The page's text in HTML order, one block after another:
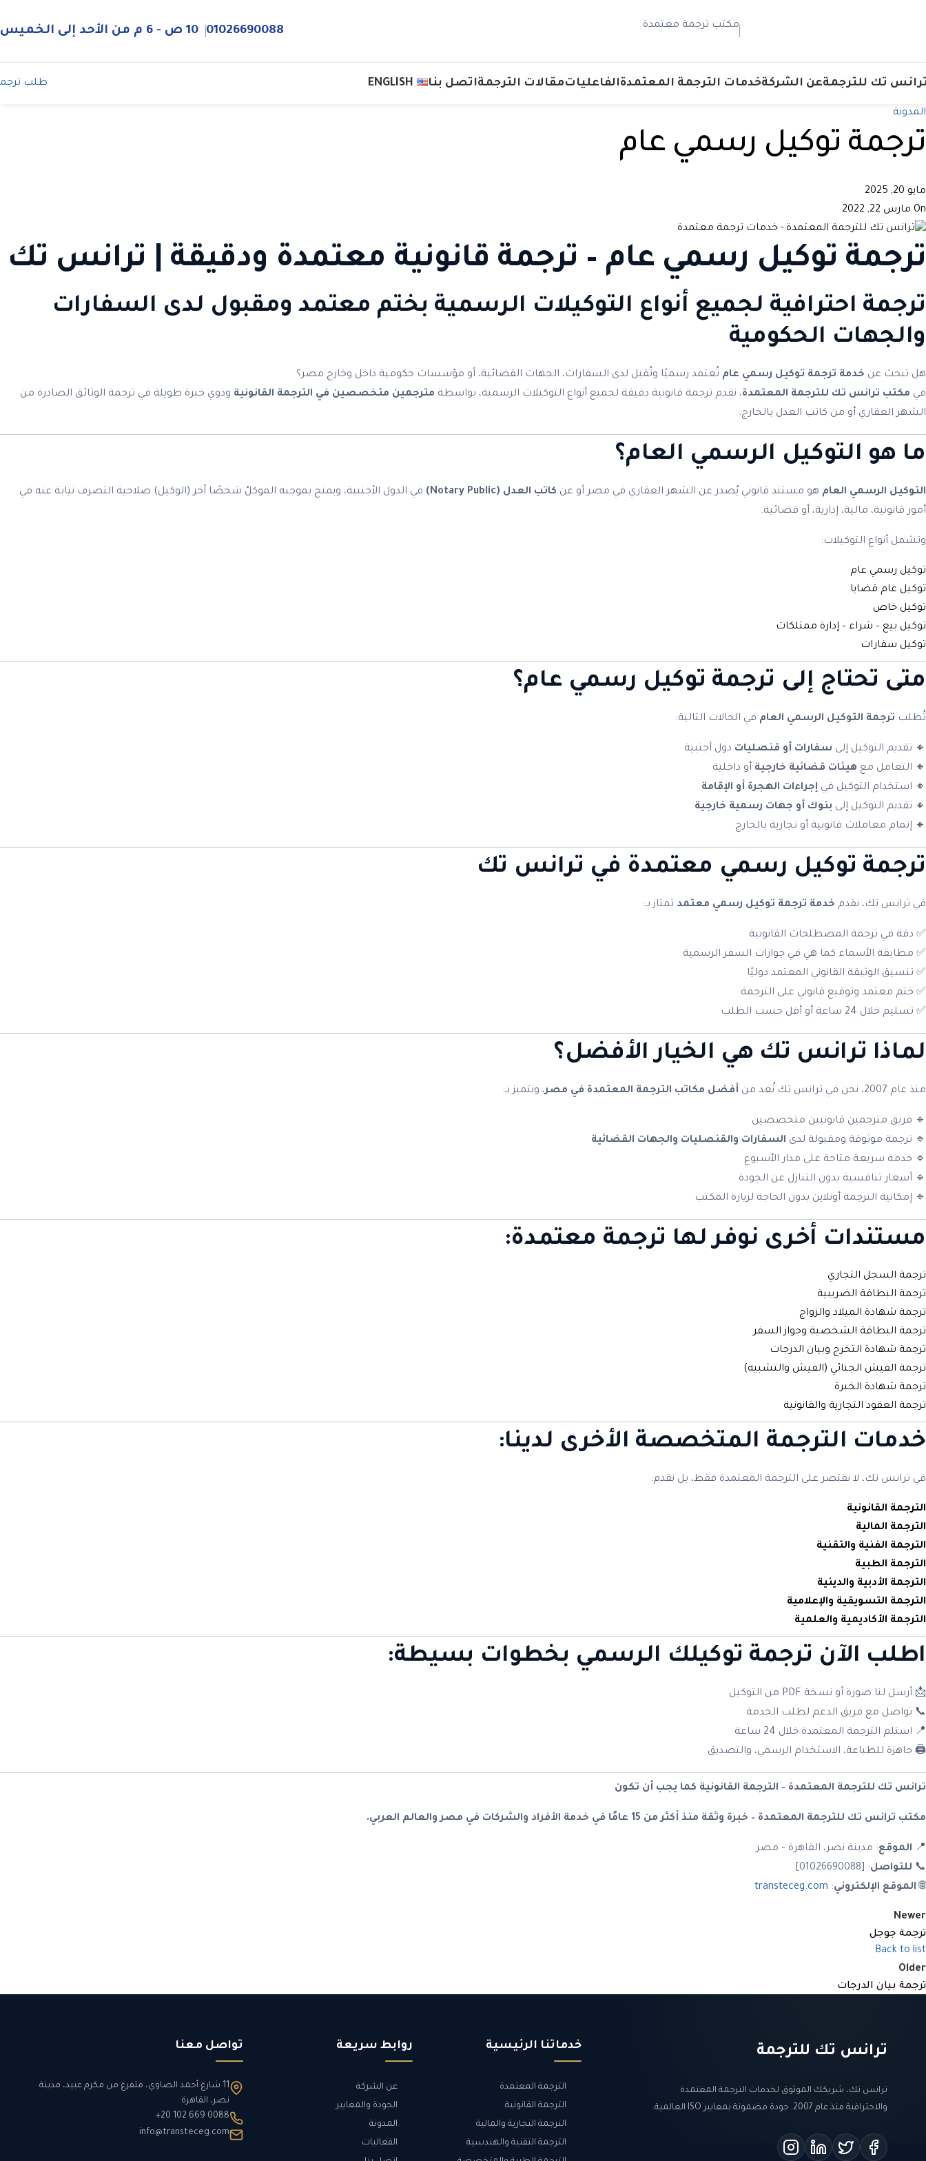
مكتب ترجمة معتمدة 01026690088 10 ص - 6 م من الأحد إلى الخميس
تك للترجمةعن الشركةخدمات الترجمة المعتمدةالفاعلياتمقالات الترجمةاتصل بنا ENGLISH طلب
المدونة
ترجمة توكيل رسمي عام
مايو 20, 2025
On مارس 22, 2022
ترجمة توكيل رسمي عام – ترجمة قانونية معتمدة ودقيقة | ترانس تك
ترجمة احترافية لجميع أنواع التوكيلات الرسمية بختم معتمد ومقبول لدى السفارات
والجهات الحكومية
هل تبحث عن خدمة ترجمة توكيل رسمي عام تُعتمد رسميًا وتُقبل لدى السفارات، الجهات القضائية، أو مؤسسات حكومية داخل وخارج مصر؟
في مكتب ترانس تك للترجمة المعتمدة، نقدم ترجمة قانونية دقيقة لجميع أنواع التوكيلات الرسمية، بواسطة مترجمين متخصصين في الترجمة القانونية وذوي خبرة طويلة في ترجمة الوثائق الصادرة من
الشهر العقاري أو من كاتب العدل بالخارج.
ما هو التوكيل الرسمي العام؟
التوكيل الرسمي العام هو مستند قانوني يُصدر عن الشهر العقاري في مصر أو عن كاتب العدل (Notary Public)
في الدول الأجنبية، ويمنح بموجبه الموكلُ شخصًا آخر (الوكيل) صلاحية التصرف نيابة عنه في
أمور قانونية، مالية، إدارية، أو قضائية.
وتشمل أنواع التوكيلات:
توكيل رسمي عام
توكيل عام قضايا
توكيل خاص
توكيل بيع – شراء – إدارة ممتلكات
توكيل سفارات
متى تحتاج إلى ترجمة توكيل رسمي عام؟
تُطلب ترجمة التوكيل الرسمي العام في الحالات التالية:
🔸 تقديم التوكيل إلى سفارات أو قنصليات دول أجنبية
🔸 التعامل مع هيئات قضائية خارجية أو داخلية
🔸 استخدام التوكيل في إجراءات الهجرة أو الإقامة
🔸 تقديم التوكيل إلى بنوك أو جهات رسمية خارجية
🔸 إتمام معاملات قانونية أو تجارية بالخارج
ترجمة توكيل رسمي معتمدة في ترانس تك
في ترانس تك، نقدم خدمة ترجمة توكيل رسمي معتمد تمتاز بـ:
✅ دقة في ترجمة المصطلحات القانونية
✅ مطابقة الأسماء كما هي في جوازات السفر الرسمية
✅ تنسيق الوثيقة القانوني المعتمد دوليًا
✅ ختم معتمد وتوقيع قانوني على الترجمة
✅ تسليم خلال 24 ساعة أو أقل حسب الطلب
لماذا ترانس تك هي الخيار الأفضل؟
منذ عام 2007، نحن في ترانس تك نُعد من أفضل مكاتب الترجمة المعتمدة في مصر، ونتميز بـ:
🔹 فريق مترجمين قانونيين متخصصين
🔹 ترجمة موثوقة ومقبولة لدى السفارات والقنصليات والجهات القضائية
🔹 خدمة سريعة متاحة على مدار الأسبوع
🔹 أسعار تنافسية بدون التنازل عن الجودة
🔹 إمكانية الترجمة أونلاين بدون الحاجة لزيارة المكتب
مستندات أخرى نوفر لها ترجمة معتمدة:
ترجمة السجل التجاري
ترجمة البطاقة الضريبية
ترجمة شهادة الميلاد والزواج
ترجمة البطاقة الشخصية وجواز السفر
ترجمة شهادة التخرج وبيان الدرجات
ترجمة الفيش الجنائي (الفيش والتشبيه)
ترجمة شهادة الخبرة
ترجمة العقود التجارية والقانونية
خدمات الترجمة المتخصصة الأخرى لدينا:
في ترانس تك، لا نقتصر على الترجمة المعتمدة فقط، بل نقدم:
الترجمة القانونية
الترجمة المالية
الترجمة الفنية والتقنية
الترجمة الطبية
الترجمة الأدبية والدينية
الترجمة التسويقية والإعلامية
الترجمة الأكاديمية والعلمية
اطلب الآن ترجمة توكيلك الرسمي بخطوات بسيطة:
📩 أرسل لنا صورة أو نسخة PDF من التوكيل
📞 تواصل مع فريق الدعم لطلب الخدمة
📍 استلم الترجمة المعتمدة خلال 24 ساعة
🖨️ جاهزة للطباعة، الاستخدام الرسمي، والتصديق
ترانس تك للترجمة المعتمدة – الترجمة القانونية كما يجب أن تكون
مكتب ترانس تك للترجمة المعتمدة – خبرة وثقة منذ أكثر من 15 عامًا في خدمة الأفراد والشركات في مصر والعالم العربي.
📍 الموقع: مدينة نصر، القاهرة – مصر
📞 للتواصل: [01026690088]
🌐الموقع الإلكتروني:
transteceg.com
Newer
ترجمة جوجل
Back to list
Older
ترجمة بيان الدرجات
ترانس تك للترجمة
ترانس تك، شريكك الموثوق لخدمات الترجمة المعتمدة
والاحترافية منذ عام 2007. جودة مضمونة بمعايير ISO العالمية.
خدماتنا الرئيسية
الترجمة المعتمدة
الترجمة القانونية
الترجمة التجارية والمالية
الترجمة التقنية والهندسية
روابط سريعة
عن الشركة
الجودة والمعايير
المدونة
الفعاليات
تواصل معنا
11 شارع أحمد الصاوي، متفرع من مكرم عبيد، مدينة
نصر، القاهرة
+20 102 669 0088
info@transteceg.com